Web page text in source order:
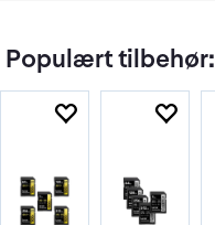
Populært tilbehør: